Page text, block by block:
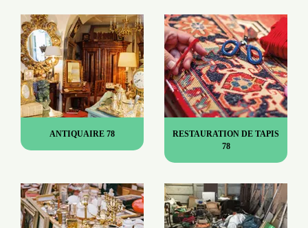
ANTIQUAIRE 78
RESTAURATION DE TAPIS
78